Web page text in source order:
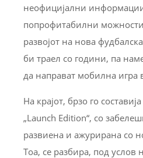
неофицијални
попрофитабилни
развојот на нова
би траел со години, па
да направат мобилна игра
На крајот, брзо го
„Launch Edition“, со
развиена и ажурирана со
Тоа, се разбира, под услов